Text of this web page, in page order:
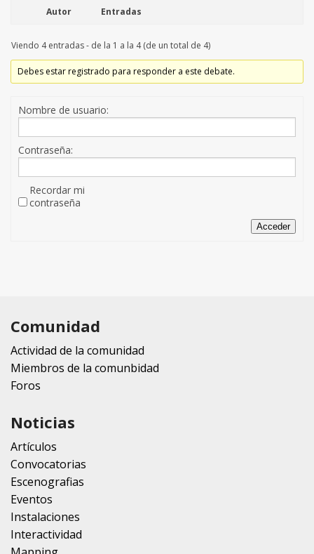
Autor Entradas
Viendo 4 entradas - de la 1 a la 4 (de un total de 4)
Debes estar registrado para responder a este debate.
Nombre de usuario:
Contraseña:
Recordar mi
contraseña
Acceder
Comunidad
Actividad de la comunidad
Miembros de la comunbidad
Foros
Noticias
Artículos
Convocatorias
Escenografias
Eventos
Instalaciones
Interactividad